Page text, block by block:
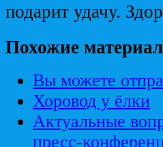
подарит удачу.
Похожие
Вы можете
Хоровод у ёлки
Актуальные
пресс-